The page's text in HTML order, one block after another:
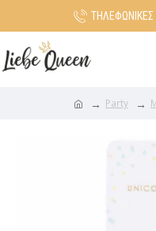
ΤΗΛΕΦΩΝΙΚΕΣ
Party